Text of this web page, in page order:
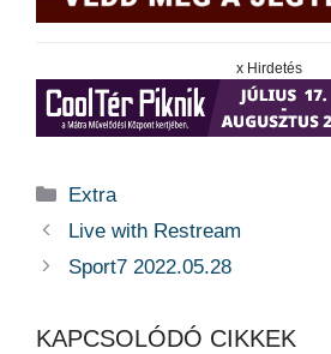
x Hirdetés
Kategória
Extra
Live with Restream
Sport7 2022.05.28
KAPCSOLÓDÓ CIKKEK